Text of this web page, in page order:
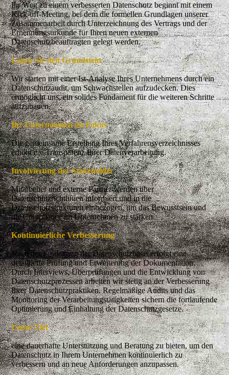
Ihr Weg zu einem verbesserten Datenschutz beginnt mit einem
Kick-off-Meeting, bei dem die formellen Grundlagen unserer
Zusammenarbeit durch Unterzeichnung des Vertrags und der
Ernennungsurkunde für Ihren neuen externen
Datenschutzbeauftragten gelegt werden.
Legen Sie den Grundstein
Wir starten mit einer Ist-Analyse Ihres Unternehmens durch ein
Datenschutzaudit, um Schwachstellen aufzudecken. Dies
ermöglicht uns, ein solides Fundament für die weiteren Schritte
aufzubauen.
Ihr Unternehmen im Fokus
Die gemeinsame Erstellung Ihres Verfahrensverzeichnisses
erhöht die Transparenz Ihrer Datenverarbeitung.
Involvierung der Stakeholder
Mitarbeiter und externe Partner werden über
Datenschutzrichtlinien informiert und in die
Datenschutzstrukturen einbezogen, um das Bewusstsein und
die Compliance im Unternehmen zu stärken.
Kontinuierliche Verbesserung
Nach der Festlegung der Datenschutzbasis erfolgt eine
detaillierte Prüfung und Erweiterung der Dokumentation.
Durch Interviews, Überprüfungen und die Entwicklung von
Datenschutzprozessen arbeiten wir stetig an der Verbesserung
Ihrer Datenschutzpraktiken. Regelmäßige Audits und das
Monitoring der Verarbeitungstätigkeiten sichern die fortlaufende
Optimierung und Einhaltung der Datenschutzgesetze.
Unser Ziel
eine dauerhafte Unterstützung und Beratung zu bieten, um den
Datenschutz in Ihrem Unternehmen kontinuierlich zu
verbessern und an neue Anforderungen anzupassen.